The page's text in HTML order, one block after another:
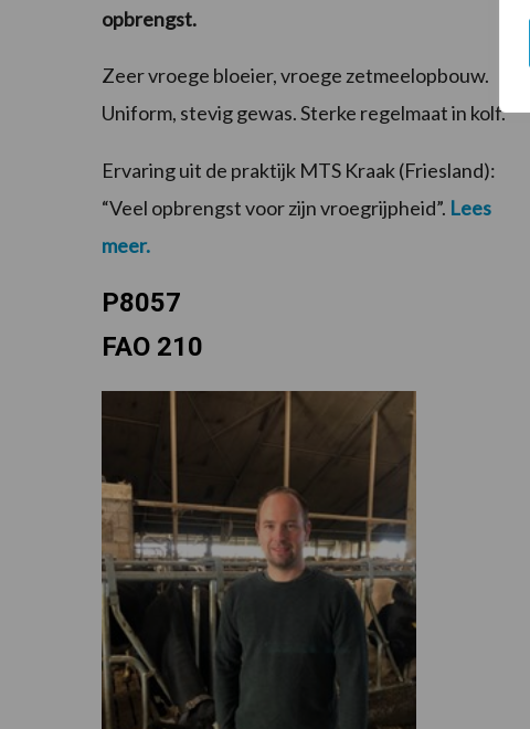
opbrengst.
Zeer vroege bloeier, vroege zetmeelopbouw.
Uniform, stevig gewas. Sterke regelmaat in kolf.
Ervaring uit de praktijk MTS Kraak (Friesland):
“Veel opbrengst voor zijn vroegrijpheid”. Lees
meer.
P8057
FAO 210